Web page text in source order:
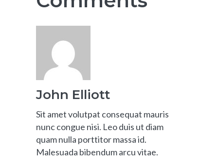
John Elliott
Sit amet volutpat consequat mauris
nunc congue nisi. Leo duis ut diam
quam nulla porttitor massa id.
Malesuada bibendum arcu vitae.